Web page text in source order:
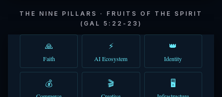
THE NINE PILLARS · FRUITS OF THE SPIRIT
(GAL 5:22-23)
🙏
Faith
⚡
AI Ecosystem
👑
Identity
💰 🎬 🖥️